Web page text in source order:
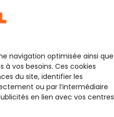
navigation optimisée ainsi que
vos besoins. Ces cookies
du site, identifier les
ou par l’intermédiaire
en lien avec vos centres